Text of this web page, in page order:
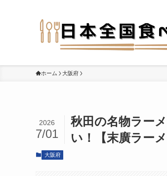
ホーム 大阪府
秋田の名物ラー
い！【末廣ラー
2026
7/01
大阪府